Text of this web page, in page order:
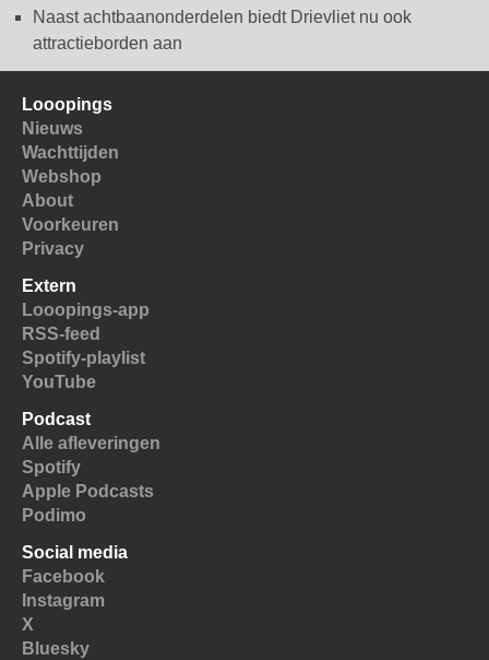
Naast achtbaanonderdelen biedt Drievliet nu ook
attractieborden aan
Looopings
Nieuws
Wachttijden
Webshop
About
Voorkeuren
Privacy
Extern
Looopings-app
RSS-feed
Spotify-playlist
YouTube
Podcast
Alle afleveringen
Spotify
Apple Podcasts
Podimo
Social media
Facebook
Instagram
X
Bluesky